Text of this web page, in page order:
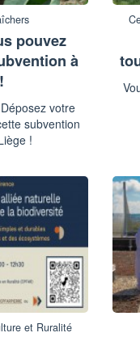
pouvez
à
votre
subvention
!
et Ruralité